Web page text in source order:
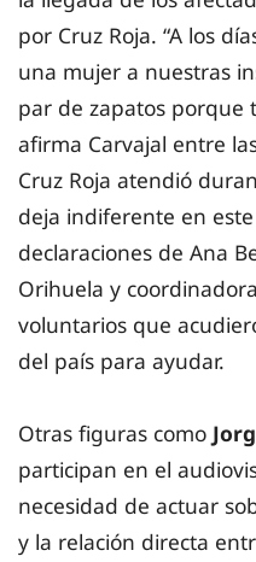
por Cruz Roja. “A los
una mujer a nuestras
par de zapatos porque
afirma Carvajal entre
Cruz Roja atendió
deja indiferente en
declaraciones de Ana
Orihuela y
voluntarios que
del país para ayudar.
Otras figuras como
participan en el
necesidad de actuar
y la relación directa